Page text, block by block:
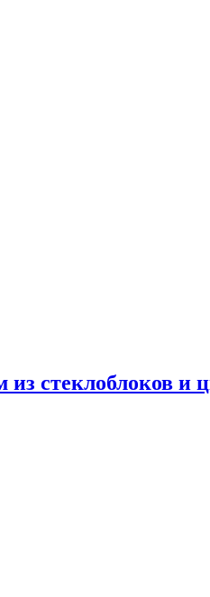
стеклоблоков и